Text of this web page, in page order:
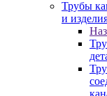
Трубы
и